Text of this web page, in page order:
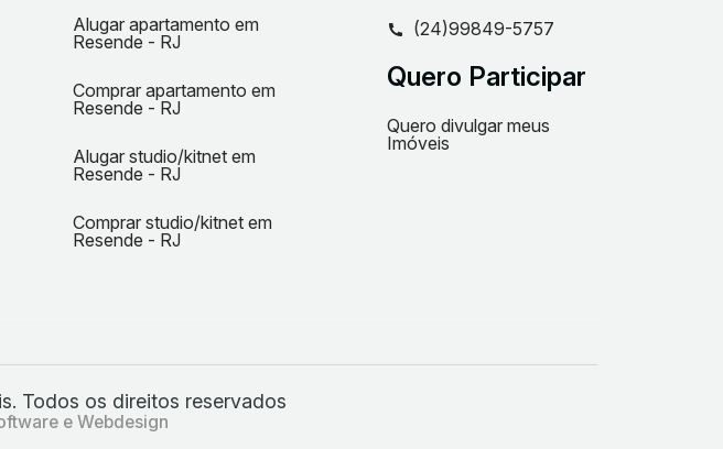
Alugar apartamento em
Resende - RJ
Comprar apartamento em
Resende - RJ
Alugar studio/kitnet em
Resende - RJ
Comprar studio/kitnet em
Resende - RJ
(24)99849-5757
Quero Participar
Quero divulgar meus
Imóveis
Todos os direitos reservados
e Webdesign